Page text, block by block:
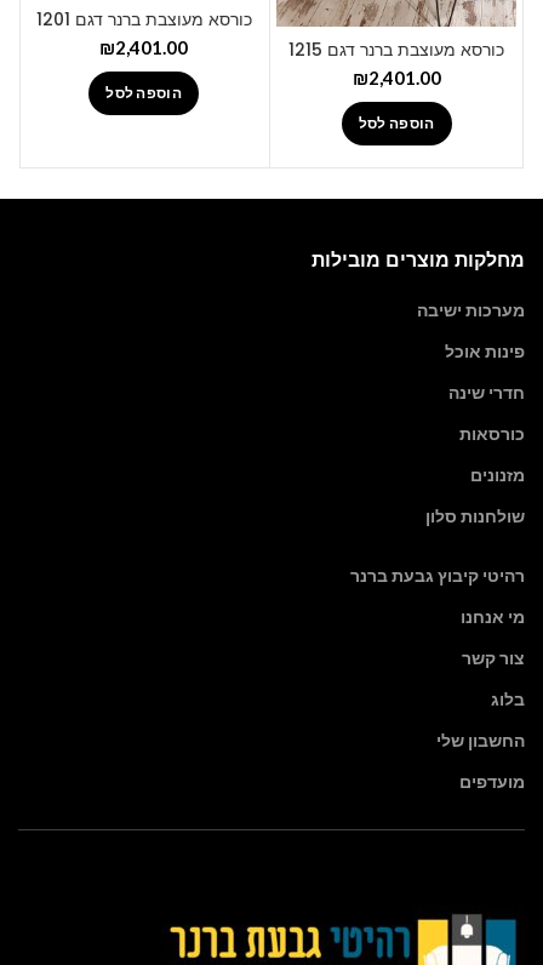
כורסא מעוצבת ברנר דגם 1215
₪2,401.00
הוספה לסל
כורסא מעוצבת ברנר דגם 1201
₪2,401.00
הוספה לסל
מחלקות מוצרים מובילות
מערכות ישיבה
פינות אוכל
חדרי שינה
כורסאות
מזנונים
שולחנות סלון
רהיטי קיבוץ גבעת ברנר
מי אנחנו
צור קשר
בלוג
החשבון שלי
מועדפים